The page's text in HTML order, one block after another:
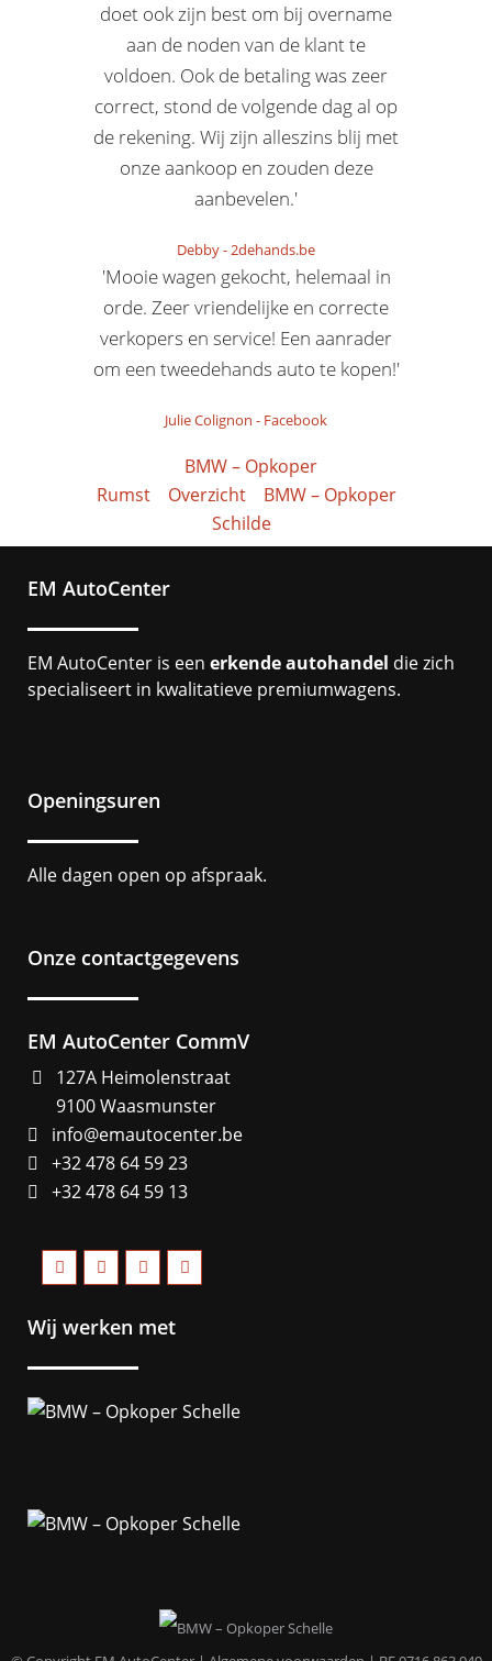
doet ook zijn best om bij overname
aan de noden van de klant te
voldoen. Ook de betaling was zeer
correct, stond de volgende dag al op
de rekening. Wij zijn alleszins blij met
onze aankoop en zouden deze
aanbevelen.'
Debby-2dehands.be
'Mooie wagen gekocht, helemaal in
orde. Zeer vriendelijke en correcte
verkopers en service! Een aanrader
om een tweedehands auto te kopen!'
Julie Colignon - Facebook
BMW – Opkoper
Rumst
Overzicht
BMW – Opkoper
Schilde
EM AutoCenter
EM AutoCenter is een erkende autohandel die zich
specialiseert in kwalitatieve premiumwagens.
Openingsuren
Alle dagen open op afspraak.
Onze contactgegevens
EM AutoCenter CommV
127A Heimolenstraat
9100 Waasmunster
info@emautocenter.be
+32 478 64 59 23
+32 478 64 59 13
Wij werken met